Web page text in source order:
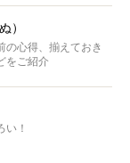
）
の心得、揃えておき
をご紹介
い！